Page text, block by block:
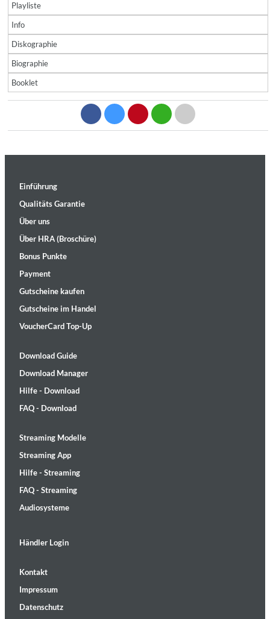
Playliste
Info
Diskographie
Biographie
Booklet
Einführung
Qualitäts Garantie
Über uns
Über HRA (Broschüre)
Bonus Punkte
Payment
Gutscheine kaufen
Gutscheine im Handel
VoucherCard Top-Up
Download Guide
Download Manager
Hilfe - Download
FAQ - Download
Streaming Modelle
Streaming App
Hilfe - Streaming
FAQ - Streaming
Audiosysteme
Händler Login
Kontakt
Impressum
Datenschutz